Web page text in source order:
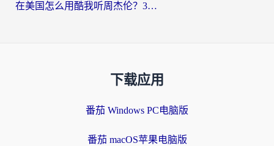
在美国怎么用酷我听周杰伦？3步搞定海外听歌难题
下载应用
番茄 Windows PC电脑版
番茄 macOS苹果电脑版